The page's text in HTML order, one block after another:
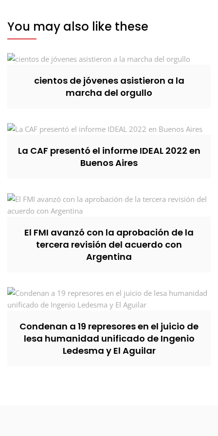
You may also like these
cientos de jóvenes asistieron a la
marcha del orgullo
La CAF presentó el informe IDEAL 2022 en
Buenos Aires
El FMI avanzó con la aprobación de la
tercera revisión del acuerdo con
Argentina
Condenan a 19 represores en el juicio de
lesa humanidad unificado de Ingenio
Ledesma y El Aguilar